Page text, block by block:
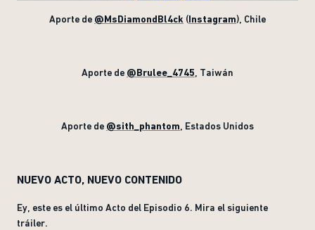
Aporte de @MsDiamondBl4ck (Instagram), Chile
Aporte de @Brulee_4745 , Taiwán
Aporte de @sith_phantom , Estados Unidos
NUEVO ACTO, NUEVO CONTENIDO
Ey, este es el último Acto del Episodio 6. Mira el siguiente
tráiler.